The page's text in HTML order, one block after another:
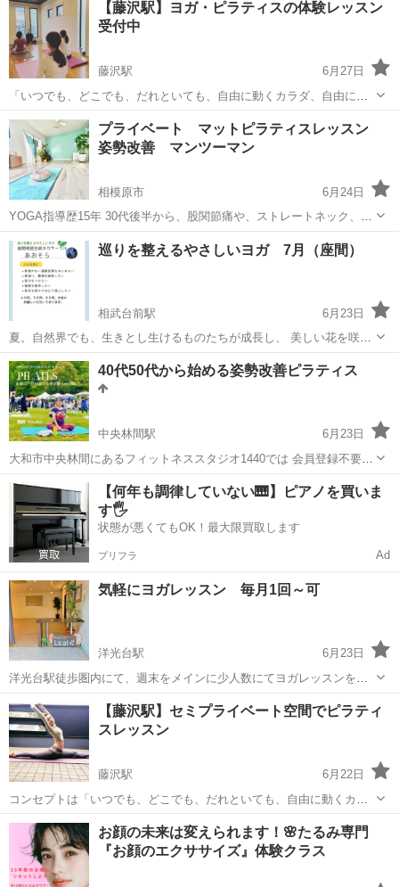
の方でもご自宅からご参加いただけますので、 お気軽にご参...
【藤沢駅】ヨガ・ピラティスの体験レッスン
受付中
藤沢駅
6月27日
「いつでも、どこでも、だれといても、自由に動くカラダ、自由に動
くココロ」をコンセプトにした、ヨガ・ピラティススタジオのアナナ
スです。 私たちのスタジオは、最大4名の小規模スタジオです。その
ためインストラクターとの距離が...
神奈川 藤沢市 藤沢駅 ピラティス
プライベート マットピラティスレッスン
姿勢改善 マンツーマン
相模原市
6月24日
YOGA指導歴15年 30代後半から、股関節痛や、ストレートネック、不
眠などのトラブルを感じるようになり、ピラティスを学びました。 お
陰で、トラブルはなくなり 以前よりさらに元気に過ごせるようになり
ました。 私と同じよ...
神奈川 相模原市 ヨガ クラス
巡りを整えるやさしいヨガ 7月（座間）
相武台前駅
6月23日
夏。自然界でも、生きとし生けるものたちが成長し、 美しい花を咲か
せ、実をつけるとき。生長の季節。 「動いて力を発散して、気持ちよ
く眠る」 これが夏の一番の健康法です。 無理なくゆっくりとしたヨガ
と呼吸法で、 ...
神奈川 座間市 相武台前駅 ヨガ 50代
40代50代から始める姿勢改善ピラティス
中央林間駅
6月23日
大和市中央林間にあるフィットネススタジオ1440では 会員登録不要・
入会金なしでどなたでもお気軽に 都度払いでご参加いただけるレッス
ンを 多数ご用意しております。 『40代50代から始めるピラティス』
・講師 : Mis...
神奈川 大和市 中央林間駅 ピラティス
【何年も調律していない🎹】ピアノを買いま
す🖐️
状態が悪くてもOK！最大限買取します
プリフラ Ad
気軽にヨガレッスン 毎月1回～可
洋光台駅
6月23日
洋光台駅徒歩圏内にて、週末をメインに少人数にてヨガレッスンを開
催しています。 ★初心者や体の硬い方でもお気軽にご参加ください。
毎月1回～ご都合のよいときにご参加頂けます。 レッスン内容は下記
をご確認ください。 ...
神奈川 横浜市 洋光台駅 ヨガ レッスン
【藤沢駅】セミプライベート空間でピラティ
スレッスン
藤沢駅
6月22日
コンセプトは「いつでも、どこでも、だれといても、自由に動くカラ
ダ、自由に動くココロ」 ヨガ・ピラティススタジオ「ANANAS
STUDIO（アナナススタジオ）」は、あなたの心と体を解放する、ア
ットホームな空間です。 ...
神奈川 藤沢市 藤沢駅 ヨガ ピラティス
お顔の未来は変えられます！🌸たるみ専門
『お顔のエクササイズ』体験クラス